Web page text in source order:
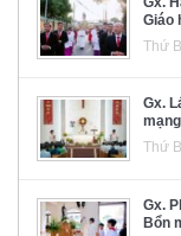
Giáo
Thứ
Gx.
Thứ
Gx.
Bổn